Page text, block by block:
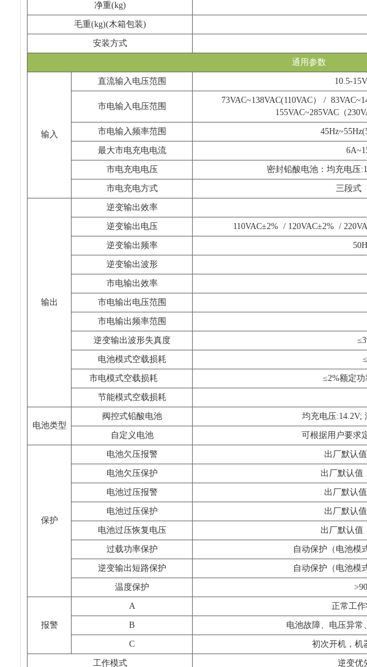
净重(kg)
毛重(kg)(木箱包装)
安装方式
通用参数
输入
直流输入电压范围 10.5-
市电输入电压范围
73VAC~138VAC(110VAC） /
155VAC~285VAC（
市电输入频率范围
最大市电充电电流
市电充电电压 密封铅酸电池：均充电压
市电充电方式 三段式
输出
逆变输出效率
逆变输出电压 110VAC±2% / 120VAC±2% /
逆变输出频率
逆变输出波形
市电输出效率
市电输出电压范围
市电输出频率范围
逆变输出波形失真度
电池模式空载损耗
市电模式空载损耗 ≤2%额定
节能模式空载损耗
电池类型
阀控式铅酸电池 均充电压:14.2V;
自定义电池 可根据用户要求
保护
电池欠压报警 出厂默认
电池欠压保护 出厂默认值
电池过压报警 出厂默认
电池过压保护 出厂默认
电池过压恢复电压 出厂默认值
过载功率保护 自动保护（电池模
逆变输出短路保护 自动保护（电池模
温度保护
报警
A 正常工
B 电池故障、电压异常
C 初次开机，机
工作模式 逆变优